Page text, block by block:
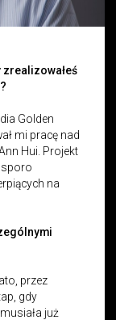
zrealizowałeś
Golden
mi pracę nad
Hui. Projekt
sporo
na
przez
gdy
już